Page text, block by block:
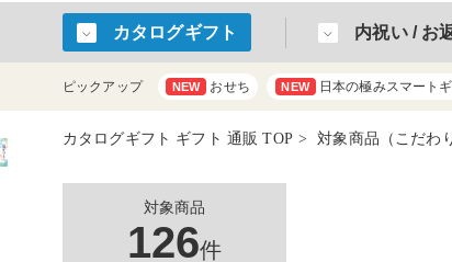
カタログギフト 内祝い / お
ピックアップ NEW おせち NEW 日本の極みスマート
カタログギフト ギフト 通販 TOP 対象商品（こだわ
対象商品
126件